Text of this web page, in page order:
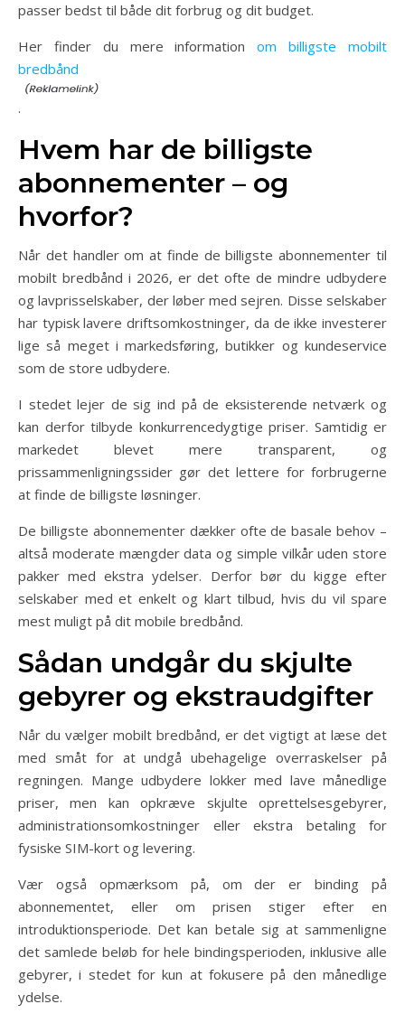
passer bedst til både dit forbrug og dit budget.
Her finder du mere informationom billigste mobilt
bredbånd
.
Hvem har de billigste
abonnementer – og
hvorfor?
Når det handler om at finde de billigste abonnementer til
mobilt bredbånd i 2026, er det ofte de mindre udbydere
og lavprisselskaber, der løber med sejren. Disse selskaber
har typisk lavere driftsomkostninger, da de ikke investerer
lige så meget i markedsføring, butikker og kundeservice
som de store udbydere.
I stedet lejer de sig ind på de eksisterende netværk og
kan derfor tilbyde konkurrencedygtige priser. Samtidig er
markedet blevet mere transparent, og
prissammenligningssider gør det lettere for forbrugerne
at finde de billigste løsninger.
De billigste abonnementer dækker ofte de basale behov –
altså moderate mængder data og simple vilkår uden store
pakker med ekstra ydelser. Derfor bør du kigge efter
selskaber med et enkelt og klart tilbud, hvis du vil spare
mest muligt på dit mobile bredbånd.
Sådan undgår du skjulte
gebyrer og ekstraudgifter
Når du vælger mobilt bredbånd, er det vigtigt at læse det
med småt for at undgå ubehagelige overraskelser på
regningen. Mange udbydere lokker med lave månedlige
priser, men kan opkræve skjulte oprettelsesgebyrer,
administrationsomkostninger eller ekstra betaling for
fysiske SIM-kort og levering.
Vær også opmærksom på, om der er binding på
abonnementet, eller om prisen stiger efter en
introduktionsperiode. Det kan betale sig at sammenligne
det samlede beløb for hele bindingsperioden, inklusive alle
gebyrer, i stedet for kun at fokusere på den månedlige
ydelse.